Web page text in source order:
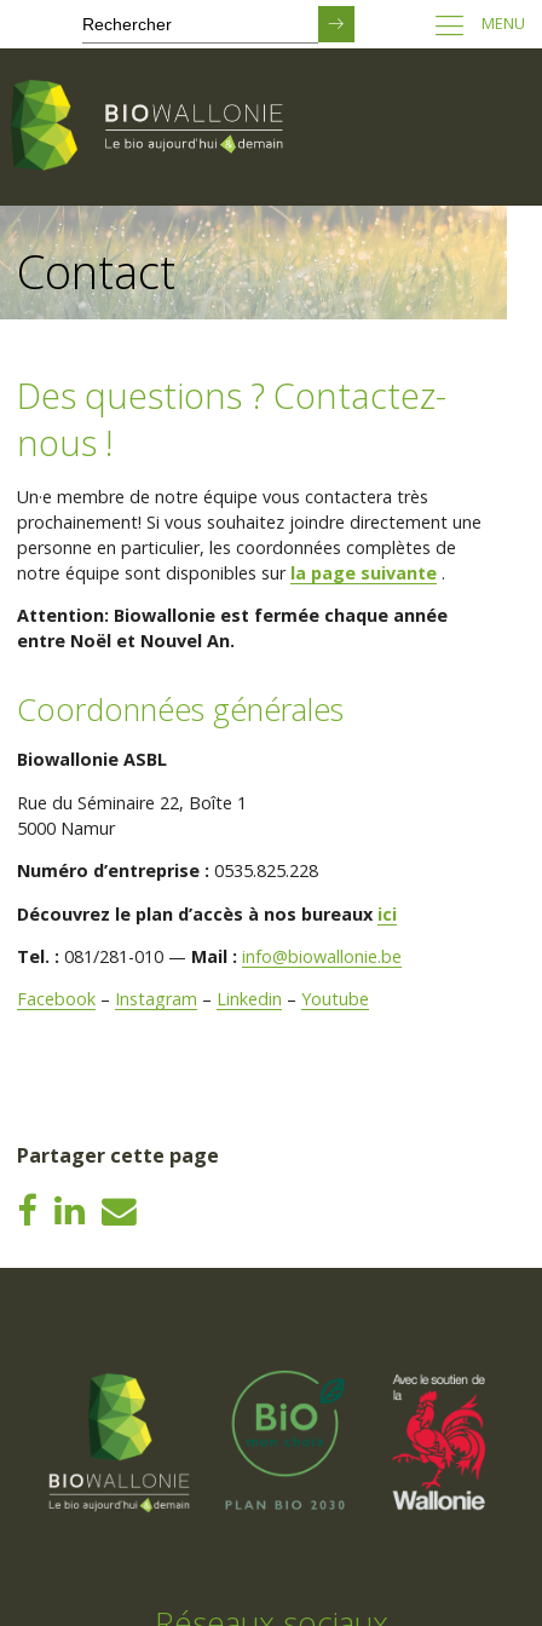
Passer
au
contenu
principal
MENU
Contact
Des questions ? Contactez-
nous !
Un·e membre de notre équipe vous contactera très
prochainement! Si vous souhaitez joindre directement une
personne en particulier, les coordonnées complètes de
notre équipe sont disponibles sur la page suivante .
Attention: Biowallonie est fermée chaque année
entre Noël et Nouvel An.
Coordonnées générales
Biowallonie ASBL
Rue du Séminaire 22, Boîte 1
5000 Namur
Numéro d’entreprise : 0535.825.228
Découvrez le plan d’accès à nos bureaux ici
Tel. : 081/281-010 — Mail : info@biowallonie.be
Facebook – Instagram – Linkedin –Youtube
Partager cette page